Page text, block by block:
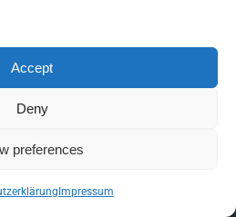
Accept
Deny
preferences
Impressum